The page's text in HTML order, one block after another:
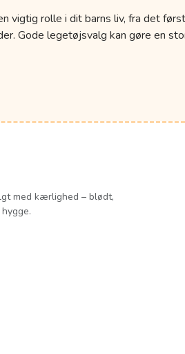
vigtig rolle i dit barns liv, fra det
Gode legetøjsvalg kan gøre en
med kærlighed – blødt,